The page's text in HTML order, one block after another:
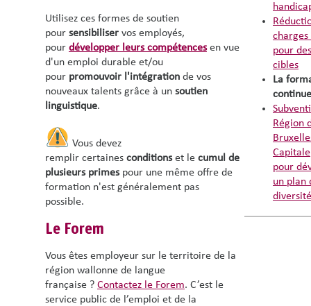
Utilisez ces formes de soutien
pour sensibiliser vos employés,
pour développer leurs compétencesen vue
d'un emploi durable et/ou
pour promouvoir l'intégration de vos
nouveaux talents grâce à un soutien
linguistique.
Vous devez
remplir certaines conditionset le cumul de
plusieurs primespour une même offre de
formation n'est généralement pas
possible.
Le Forem
Vous êtes employeur sur le territoire de la
région wallonne de langue
française ? Contactez le Forem. C’est le
service public de l’emploi et de la
charges
pour
cibles
La
continue
Région
Capitale
pour
un plan
diversité